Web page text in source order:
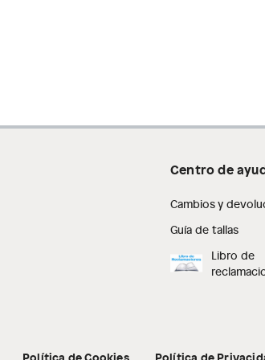
Centro de
Cambios y
Guía de tallas
Libro de
Política de Cookies Política de